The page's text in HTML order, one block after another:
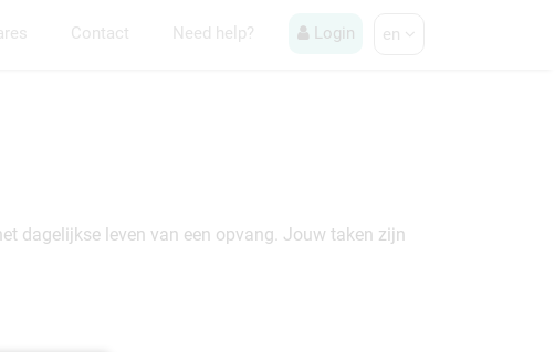
Contact Need help? Login en
dagelijkse leven van een opvang. Jouw taken zijn